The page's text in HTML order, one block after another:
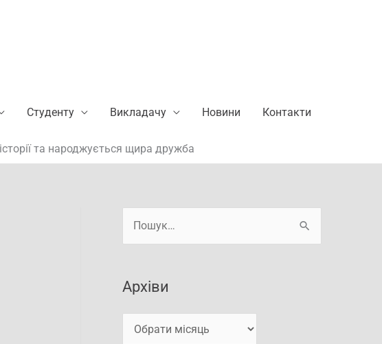
Студенту Викладачу Новини Контакти
та народжується щира дружба
а
т
Архіви